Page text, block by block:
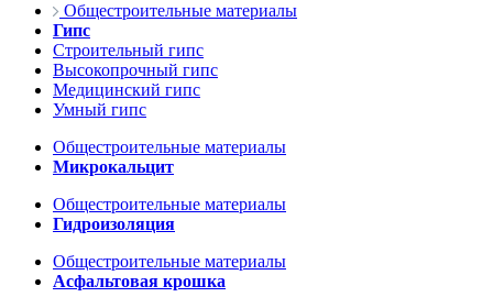
Общестроительные материалы
Гипс
Строительный гипс
Высокопрочный гипс
Медицинский гипс
Умный гипс
Общестроительные материалы
Микрокальцит
Общестроительные материалы
Гидроизоляция
Общестроительные материалы
Асфальтовая крошка